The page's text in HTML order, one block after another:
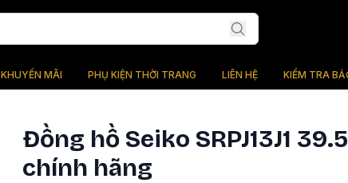
KHUYẾN MÃI PHỤ KIỆN THỜI TRANG LIÊN HỆ KIỂM TRA
Đồng hồ Seiko SRPJ13J1
chính hãng